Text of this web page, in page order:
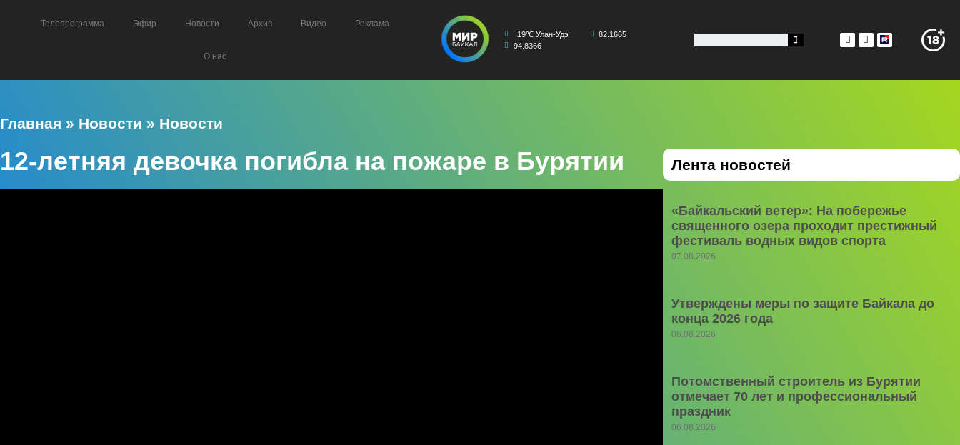
Телепрограмма Эфир Новости Архив Видео Реклама
О нас
19℃ Улан-Удэ
82.1665
94.8366
Главная » Новости » Новости
12-летняя девочка погибла на пожаре в Бурятии Лента новостей
«Байкальский ветер»: На побережье
священного озера проходит престижный
фестиваль водных видов спорта
07.08.2026
Утверждены меры по защите Байкала до
конца 2026 года
06.08.2026
Потомственный строитель из Бурятии
отмечает 70 лет и профессиональный
праздник
06.08.2026